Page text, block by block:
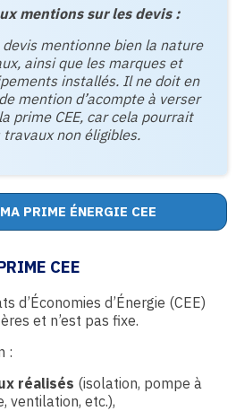
mentions sur les devis :
mentionne bien la nature
ainsi que les marques et
installés. Il ne doit en
mention d’acompte à verser
prime CEE, car cela pourrait
non éligibles.
PRIME ÉNERGIE CEE
CEE
d’Économies d’Énergie (CEE)
et n’est pas fixe.
:
réalisés (isolation, pompe à
ventilation, etc.),